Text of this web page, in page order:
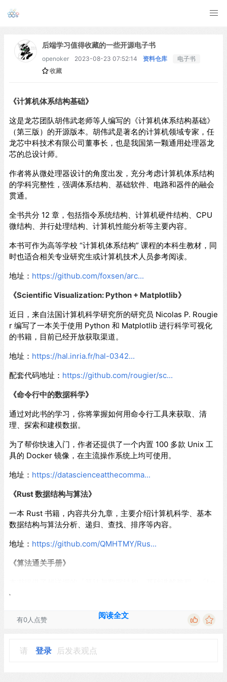
后端学习值得收藏的一些开源电子书
openoker 2023-08-23 07:52:14 资料仓库
电子书
收藏
《计算机体系结构基础》
这是龙芯团队胡伟武老师等人编写的《计算机体系结构基础》
（第三版）的开源版本。胡伟武是著名的计算机领域专家，任
龙芯中科技术有限公司董事长，也是我国第一颗通用处理器龙
芯的总设计师。
作者将从微处理器设计的角度出发，充分考虑计算机体系结构
的学科完整性，强调体系结构、基础软件、电路和器件的融会
贯通。
全书共分 12 章，包括指令系统结构、计算机硬件结构、CPU
微结构、并行处理结构、计算机性能分析等主要内容。
本书可作为高等学校 “计算机体系结构” 课程的本科生教材，同
时也适合相关专业研究生或计算机技术人员参考阅读。
地址： https://github.com/foxsen/arc...
《Scientific Visualization: Python + Matplotlib》
近日，来自法国计算机科学研究所的研究员 Nicolas P. Rougie
r 编写了一本关于使用 Python 和 Matplotlib 进行科学可视化
的书籍，目前已经开放获取渠道。
地址： https://hal.inria.fr/hal-0342...
配套代码地址： https://github.com/rougier/sc...
《命令行中的数据科学》
通过对此书的学习，你将掌握如何用命令行工具来获取、清
理、探索和建模数据。
为了帮你快速入门，作者还提供了一个内置 100 多款 Unix 工
具的 Docker 镜像，在主流操作系统上均可使用。
地址： https://datascienceatthecomma...
《Rust 数据结构与算法》
一本 Rust 书籍，内容共分九章，主要介绍计算机科学、基本
数据结构与算法分析、递归、查找、排序等内容。
地址： https://github.com/QMHTMY/Rus...
《算法通关手册》
etCode」650+ 道题目 Python 版的详细解析。
该教程将通过「算法理论学习」和「编程实战练习」相结合的
方式，带你从零基础到彻底掌握算法知识。
阅读全文
有0人点赞
请 登录 后发表观点